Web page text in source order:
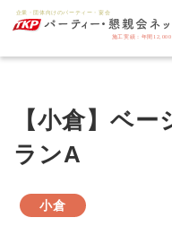
【小倉】ベ
ランA
小倉